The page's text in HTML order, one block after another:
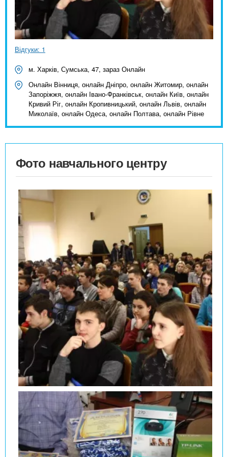
Відгуки: 1
м. Харків, Сумська, 47, зараз Онлайн
Онлайн Вінниця, онлайн Дніпро, онлайн Житомир, онлайн
Запоріжжя, онлайн Івано-Франківськ, онлайн Київ, онлайн
Кривий Ріг, онлайн Кропивницький, онлайн Львів, онлайн
Миколаїв, онлайн Одеса, онлайн Полтава, онлайн Рівне
Фото навчального центру